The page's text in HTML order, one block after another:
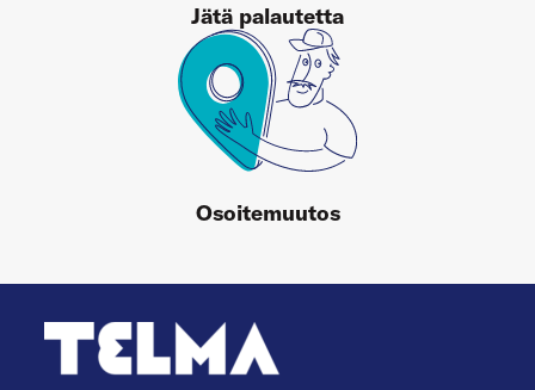
Jätä palautetta
Osoitemuutos